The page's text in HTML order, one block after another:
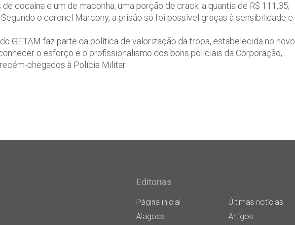
cocaína e um de maconha; uma porção de crack; a quantia de R$ 111,35;
o coronel Marcony, a prisão só foi possível graças à sensibilidade e
GETAM faz parte da política de valorização da tropa, estabelecida no novo
o esforço e o profissionalismo dos bons policiais da Corporação,
chegados à Polícia Militar.
Editorias
Página inicial
Últimas notícias
Alagoas
Artigos